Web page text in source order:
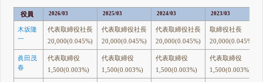
役員 2026/03 2025/03 2024/03 2023/03
木坂隆
一
代表取締役社長
20,000(0.045%)
代表取締役社長
20,000(0.045%)
代表取締役社長
20,000(0.045%)
取締役社長
20,000(0.045%)
眞田茂
春
代表取締役
1,500(0.003%)
代表取締役
1,500(0.003%)
代表取締役
1,500(0.003%)
代表取締役
1,500(0.003%)